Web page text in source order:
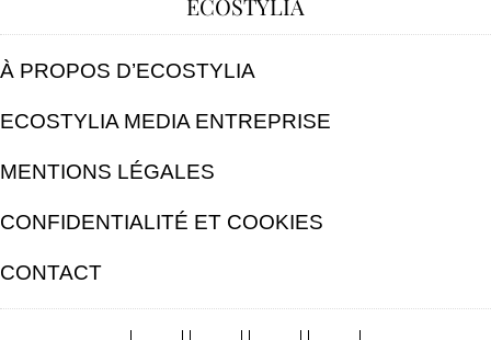
ECOSTYLIA
À PROPOS D’ECOSTYLIA
ECOSTYLIA MEDIA ENTREPRISE
MENTIONS LÉGALES
CONFIDENTIALITÉ ET COOKIES
CONTACT